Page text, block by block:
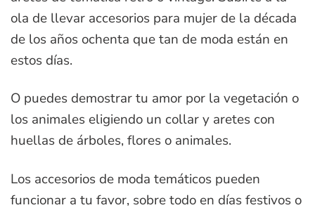
ola de llevar accesorios para mujer de la década
de los años ochenta que tan de moda están en
estos días.
O puedes demostrar tu amor por la vegetación o
los animales eligiendo un collar y aretes con
huellas de árboles, flores o animales.
Los accesorios de moda temáticos pueden
funcionar a tu favor, sobre todo en días festivos o